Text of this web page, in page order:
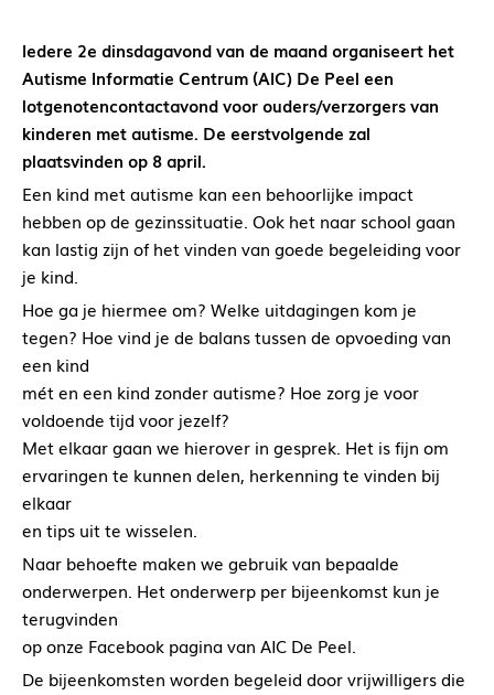
Iedere 2e dinsdagavond van de maand organiseert het
Autisme Informatie Centrum (AIC) De Peel een
lotgenotencontactavond voor ouders/verzorgers van
kinderen met autisme. De eerstvolgende zal
plaatsvinden op 8 april.
Een kind met autisme kan een behoorlijke impact
hebben op de gezinssituatie. Ook het naar school gaan
kan lastig zijn of het vinden van goede begeleiding voor
je kind.
Hoe ga je hiermee om? Welke uitdagingen kom je
tegen? Hoe vind je de balans tussen de opvoeding van
een kind
mét en een kind zonder autisme? Hoe zorg je voor
voldoende tijd voor jezelf?
Met elkaar gaan we hierover in gesprek. Het is fijn om
ervaringen te kunnen delen, herkenning te vinden bij
elkaar
en tips uit te wisselen.
Naar behoefte maken we gebruik van bepaalde
onderwerpen. Het onderwerp per bijeenkomst kun je
terugvinden
op onze Facebook pagina van AIC De Peel.
De bijeenkomsten worden begeleid door vrijwilligers die